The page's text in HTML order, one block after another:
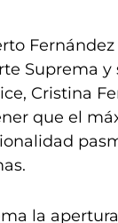
Fernández
Suprema y
Cristina
que el
la